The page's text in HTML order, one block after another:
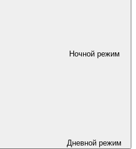
Ночной режим
Дневной режим